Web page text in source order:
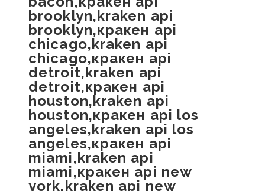
brooklyn,kraken api
brooklyn,кракен api
chicago,kraken api
chicago,кракен api
detroit,kraken api
detroit,кракен api
houston,kraken api
houston,кракен api los
angeles,kraken api los
angeles,кракен api
miami,kraken api
miami,кракен api new
york,kraken api new